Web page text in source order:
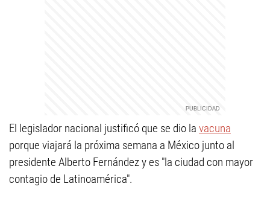
El legislador nacional justificó que se dio la vacuna
porque viajará la próxima semana a México junto al
presidente Alberto Fernández y es "la ciudad con mayor
contagio de Latinoamérica".